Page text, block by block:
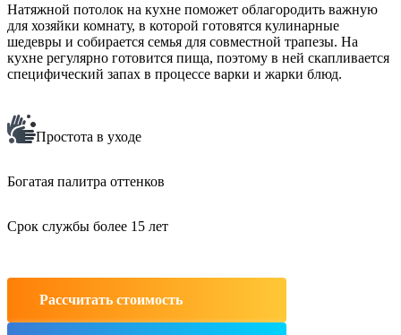
Натяжной потолок на кухне поможет облагородить важную
для хозяйки комнату, в которой готовятся кулинарные
шедевры и собирается семья для совместной трапезы. На
кухне регулярно готовится пища, поэтому в ней скапливается
специфический запах в процессе варки и жарки блюд.
Простота в уходе
Богатая палитра оттенков
Срок службы более 15 лет
Рассчитать стоимость